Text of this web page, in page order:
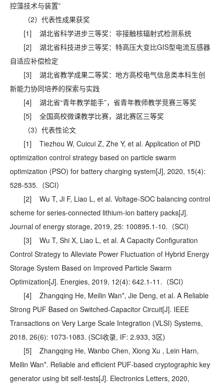
控藻技术与装置”
（2）代表性成果获奖
[1] 湖北省科学进步三等奖：非接触核辐射式检测系统
[2] 湖北省科技进步三等奖：特高压大变比GIS型电流互感器
自适应补偿检定
[3] 湖北省教学成果二等奖：地方高校电气信息类本科生创
新能力协同培养的探索与实践
[4] 湖北省“青年教学能手”，省青年教师教学竞赛三等奖
[5] 全国高校微课教学比赛，湖北赛区三等奖
（3）代表性论文
[1] Tiezhou W, Cuicui Z, Zhe Y, et al. Application of PID
optimization control strategy based on particle swarm
optimization (PSO) for battery charging system[J], 2020, 15(4):
528-535.（SCI）
[2] Wu T, Ji F, Liao L, et al. Voltage-SOC balancing control
scheme for series-connected lithium-ion battery packs[J].
Journal of energy storage, 2019, 25: 100895.1-10.（SCI）
[3] Wu T, Shi X, Liao L, et al. A Capacity Configuration
Control Strategy to Alleviate Power Fluctuation of Hybrid Energy
Storage System Based on Improved Particle Swarm
Optimization[J]. Energies, 2019, 12(4): 642.1-11.（SCI）
[4] Zhangqing He, Meilin Wan*, Jie Deng, et al. A Reliable
Strong PUF Based on Switched-Capacitor Circuit[J]. IEEE
Transactions on Very Large Scale Integration (VLSI) Systems,
2018, 26(6): 1073-1083. (SCI收录, IF: 2.933, 3区)
[5] Zhangqing He, Wanbo Chen, Xiong Xu , Lein Harn,
Meilin Wan*. Reliable and efficient PUF-based cryptographic key
generator using bit self-tests[J]. Electronics Letters, 2020,